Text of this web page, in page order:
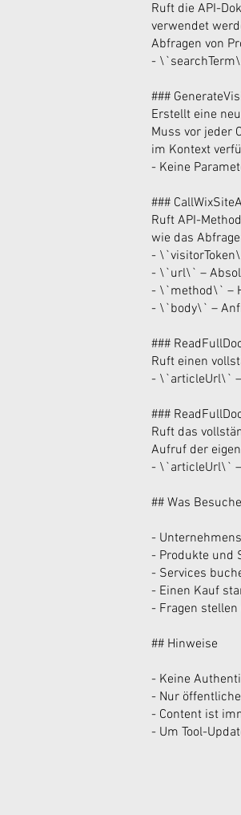
Ruft die API-
verwendet
Abfragen von
-
###
Erstellt eine
Muss vor jeder
im Kontext
- Keine
###
Ruft API-
wie das
-
- \`url\` –
- \`method\` –
- \`body\` –
###
Ruft einen
- \`articleUrl\` –
###
Ruft das
Aufruf der
- \`articleUrl\` –
## Was
-
- Produkte und
- Services
- Einen Kauf
- Fragen
## Hinweise
- Keine
- Nur
- Content ist
- Um Tool-